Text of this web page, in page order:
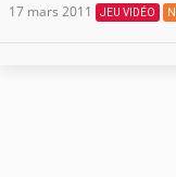
17 mars 2011 JEU VIDÉO